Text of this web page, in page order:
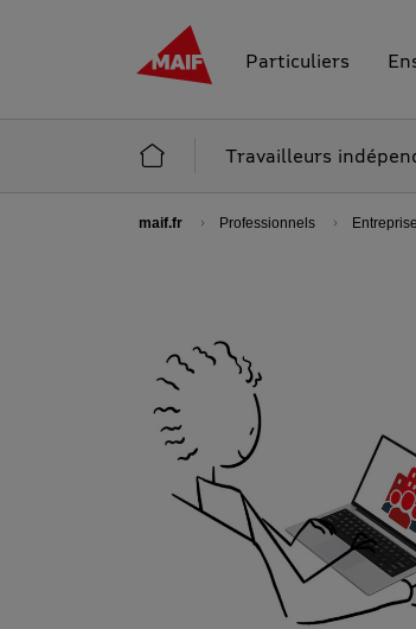
MAIF - Allez à l'accueil de maif.fr
Particuliers
Accueil Professionnels
Travailleurs
maif.fr Professionnels